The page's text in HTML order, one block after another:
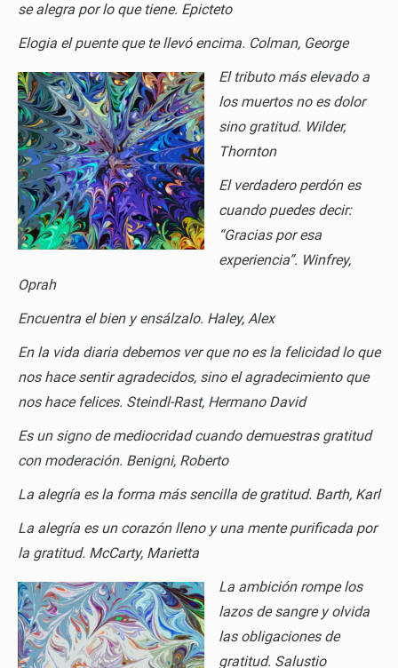
se alegra por lo que tiene. Epicteto
Elogia el puente que te llevó encima. Colman, George
El tributo más elevado a
los muertos no es dolor
sino gratitud. Wilder,
Thornton
El verdadero perdón es
cuando puedes decir:
“Gracias por esa
experiencia”. Winfrey,
Oprah
Encuentra el bien y ensálzalo. Haley, Alex
En la vida diaria debemos ver que no es la felicidad lo que
nos hace sentir agradecidos, sino el agradecimiento que
nos hace felices. Steindl-Rast, Hermano David
Es un signo de mediocridad cuando demuestras gratitud
con moderación. Benigni, Roberto
La alegría es la forma más sencilla de gratitud. Barth, Karl
La alegría es un corazón lleno y una mente purificada por
la gratitud. McCarty, Marietta
La ambición rompe los
lazos de sangre y olvida
las obligaciones de
gratitud. Salustio